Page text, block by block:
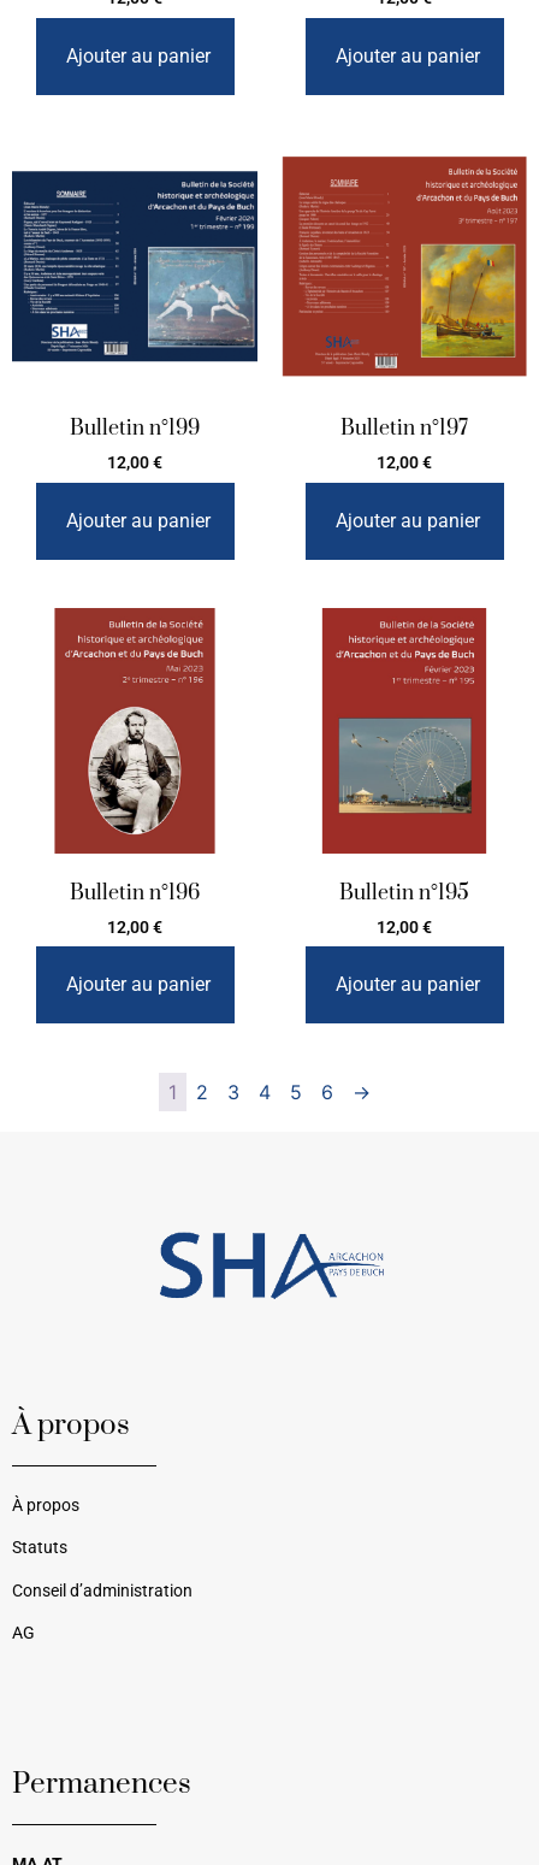
Ajouter au panier Ajouter au panier
Bulletin n°199
12,00€
Ajouter au panier
Bulletin n°197
12,00€
Ajouter au panier
Bulletin n°196
12,00€
Ajouter au panier
Bulletin n°195
12,00€
Ajouter au panier
1 2 3 4 5 6 →
À propos
À propos
Statuts
Conseil d’administration
AG
Permanences